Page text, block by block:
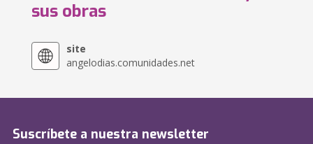
sus obras
site
angelodias.comunidades.net
Suscríbete a nuestra newsletter